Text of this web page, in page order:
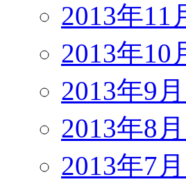
2013年11
2013年10
2013年9
2013年8
2013年7